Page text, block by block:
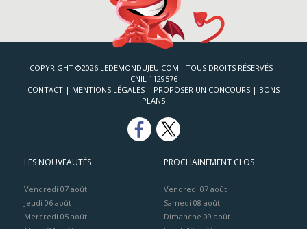
COPYRIGHT ©2026 LEDEMONDUJEU.COM - TOUS DROITS RÉSERVÉS -
CNIL 1129576
CONTACT | MENTIONS LÉGALES | PROPOSER UN CONCOURS | BONS
PLANS
LES NOUVEAUTÉS
Vendredi 07 août
Jeudi 06 août
Mercredi 05 août
PROCHAINEMENT CLOS
Vendredi 07 août
Samedi 08 août
Dimanche 09 août